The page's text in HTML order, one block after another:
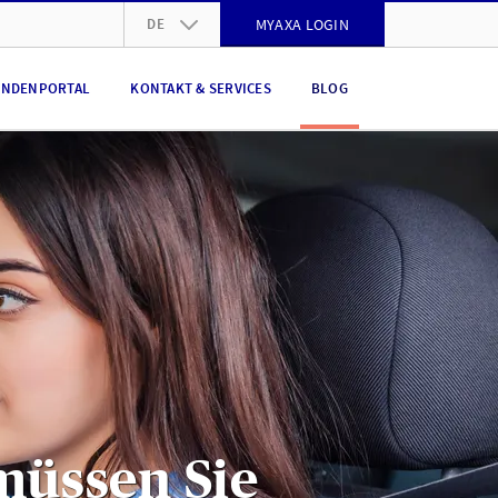
DE
IT
EN
MYAXA LOGIN
KONTAKT & SERVICES BLOG
Sie